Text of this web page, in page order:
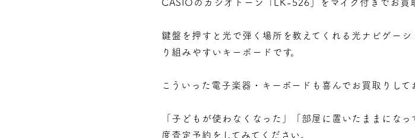
CASIOのカシオトーン「LK-526」をマイク付きでお買
鍵盤を押すと光で弾く場所を教えてくれる光ナビゲー
り組みやすいキーボードです。
こういった電子楽器・キーボードも喜んでお買取りして
「子どもが使わなくなった」「部屋に置いたままにな
度査定予約をしてみてください。